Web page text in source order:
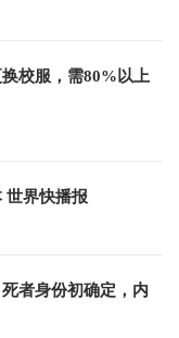
校服，需80%以上
世界快播报
者身份初确定，内